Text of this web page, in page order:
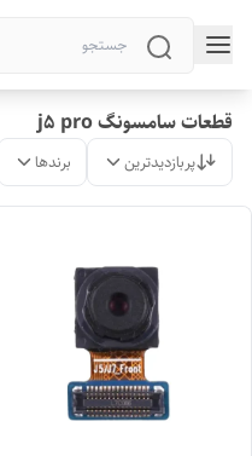
قطعات سامسونگ j5 pro
پربازدیدترین برندها